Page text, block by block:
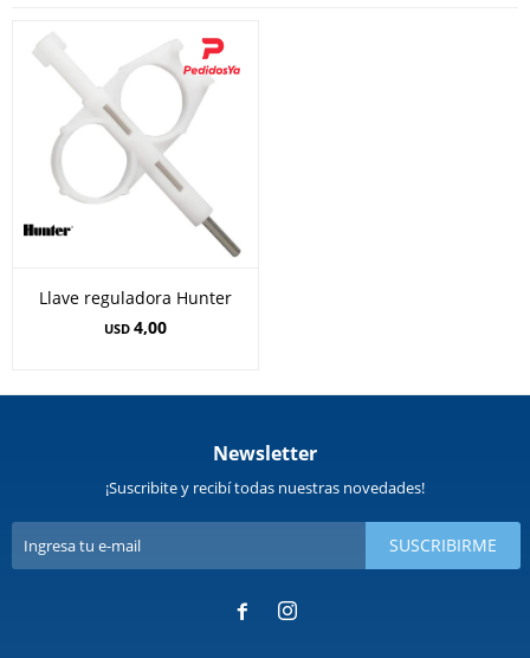
Llave reguladora Hunter
USD 4,00
Newsletter
¡Suscribite y recibí todas nuestras novedades!
SUSCRIBIRME
 